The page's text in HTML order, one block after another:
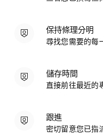
保持條理分明
尋找您需要的每
儲存時間
直接前往最近的
跟進
密切留意您已指